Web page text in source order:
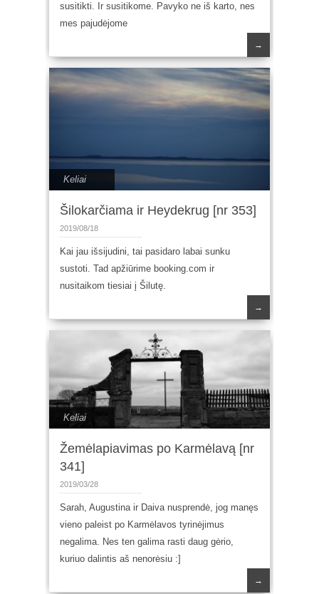
susitikti. Ir susitikome. Pavyko ne iš karto, nes
mes pajudėjome
→
Keliai
Šilokarčiama ir Heydekrug [nr 353]
2019/08/18
Kai jau išsijudini, tai pasidaro labai sunku
sustoti. Tad apžiūrime booking.com ir
nusitaikom tiesiai į Šilutę.
→
Keliai
Žemėlapiavimas po Karmėlavą [nr
341]
2019/03/28
Sarah, Augustina ir Daiva nusprendė, jog manęs
vieno paleist po Karmėlavos tyrinėjimus
negalima. Nes ten galima rasti daug gėrio,
kuriuo dalintis aš nenorėsiu :]
→